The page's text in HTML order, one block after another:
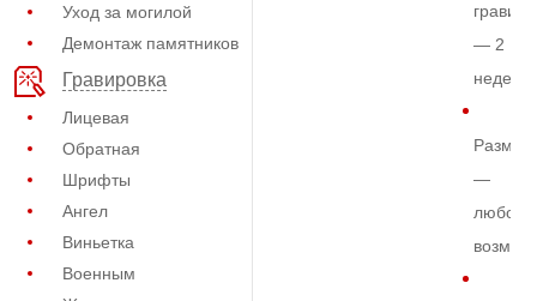
Уход за могилой
Демонтаж памятников
Гравировка
Лицевая
Обратная
Шрифты
Ангел
Виньетка
Военным
— 2
недели
Размер
—
любой